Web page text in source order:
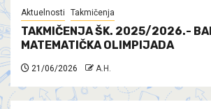
Aktuelnosti Takmičenja
TAKMIČENJA ŠK. 2025/2026.-
MATEMATIČKA OLIMPIJADA
21/06/2026 A.H.